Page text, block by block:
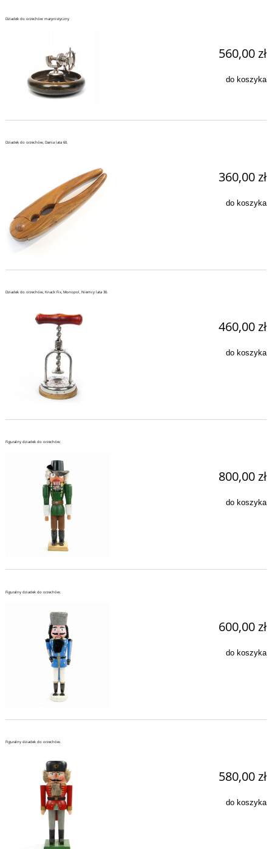
Dziadek do orzechów marynistyczny
560,00 zł
do koszyka
Dziadek do orzechów, Dania lata 60.
360,00 zł
do koszyka
Dziadek do orzechów, Knack Fix, Monopol, Niemcy lata 30.
460,00 zł
do koszyka
Figuralny dziadek do orzechów.
800,00 zł
do koszyka
Figuralny dziadek do orzechów.
600,00 zł
do koszyka
Figuralny dziadek do orzechów.
580,00 zł
do koszyka